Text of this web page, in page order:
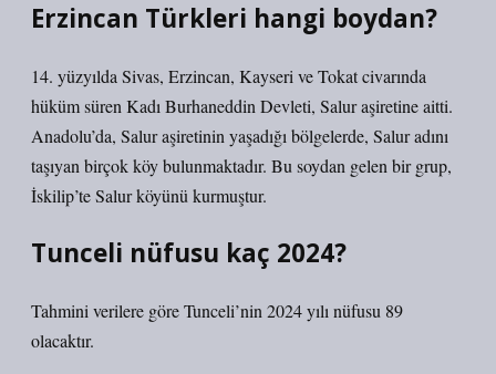
Erzincan Türkleri hangi boydan?
14. yüzyılda Sivas, Erzincan, Kayseri ve Tokat civarında
hüküm süren Kadı Burhaneddin Devleti, Salur aşiretine aitti.
Anadolu’da, Salur aşiretinin yaşadığı bölgelerde, Salur adını
taşıyan birçok köy bulunmaktadır. Bu soydan gelen bir grup,
İskilip’te Salur köyünü kurmuştur.
Tunceli nüfusu kaç 2024?
Tahmini verilere göre Tunceli’nin 2024 yılı nüfusu 89
olacaktır.